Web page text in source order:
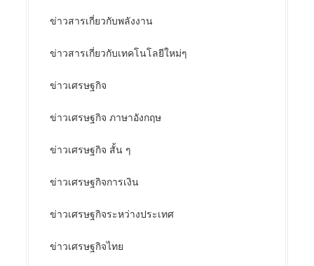
ข่าวสารเกี่ยวกับพลังงาน
ข่าวสารเกี่ยวกับเทคโนโลยีใหม่ๆ
ข่าวเศรษฐกิจ
ข่าวเศรษฐกิจ ภาษาอังกฤษ
ข่าวเศรษฐกิจ สั้น ๆ
ข่าวเศรษฐกิจการเงิน
ข่าวเศรษฐกิจระหว่างประเทศ
ข่าวเศรษฐกิจไทย